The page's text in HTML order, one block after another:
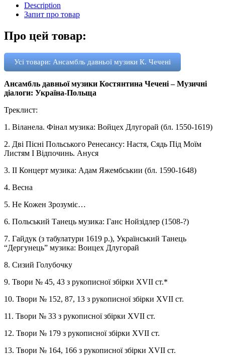
Description
Запит про товар
Про цей товар:
Усі товари: Ансамбль давньої музики К. Чечені
Ансамбль давньої музики Костянтина Чечені – Музичні
діалоги: Україна-Польща
Треклист:
1. Віланела. Фінал музика: Войцех Длугорай (бл. 1550-1619)
2. Дві Пісні Польського Ренесансу: Настя, Сядь Під Моїм
Листям І Відпочинь. Ануся
3. II Концерт музика: Адам Яжембськии (бл. 1590-1648)
4. Весна
5. Не Кожен Зрозуміє…
6. Польський Танець музика: Ганс Нойзідлер (1508-?)
7. Гайдук (з табулатури 1619 p.), Український Танець
“Дергунець” музика: Воицех Длугорай
8. Сизий Голубочку
9. Твори № 45, 43 з рукописної збірки XVII ст.*
10. Твори № 152, 87, 13 з рукописної збірки XVII ст.
11. Твори № 33 з рукописної збірки XVII ст.
12. Твори № 179 з рукописної збірки XVII ст.
13. Твори № 164, 166 з рукописної збірки XVII ст.